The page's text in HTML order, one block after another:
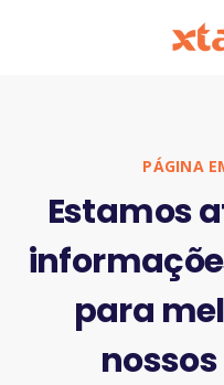
PÁGINA
Estamos
para